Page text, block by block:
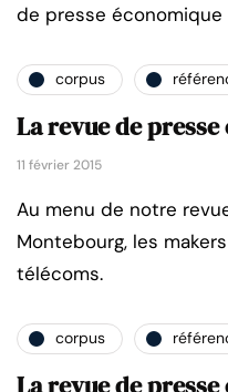
de presse économique
corpus
La revue de
11 février 2015
Au menu de notre
Montebourg, les
télécoms.
corpus
La revue de